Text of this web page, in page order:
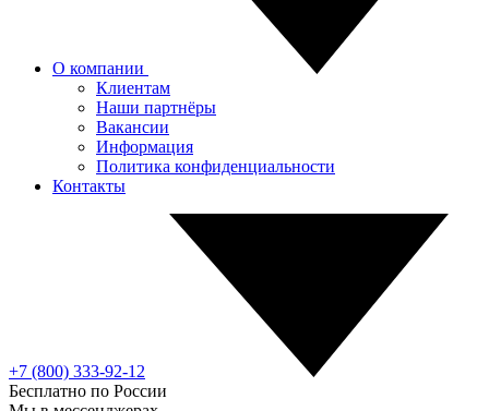
О компании
Клиентам
Наши партнёры
Вакансии
Информация
Политика конфиденциальности
Контакты
+7 (800) 333-92-12
Бесплатно по России